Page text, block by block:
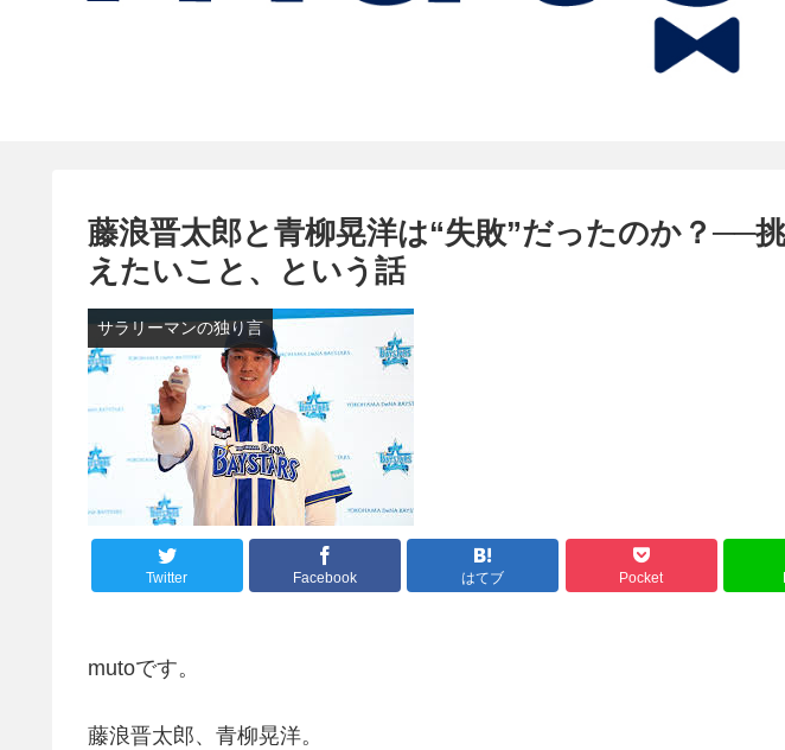
藤浪晋太郎と青柳晃洋は“失敗”だったのか？──
えたいこと、という話
サラリーマンの独り言
Twitter Facebook はてブ Pocket
mutoです。
藤浪晋太郎、青柳晃洋。